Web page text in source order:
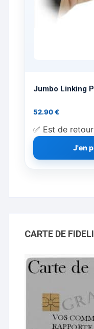
Jumbo Linking
52.90€
✅ Est de
J'en
CARTE DE